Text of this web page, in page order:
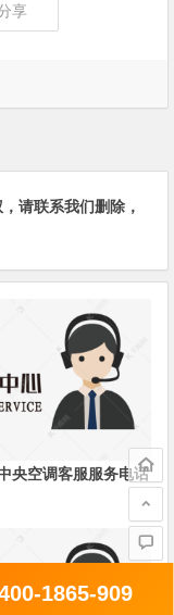
享
请联系我们删除，
央空调客服服务电话
1865-909